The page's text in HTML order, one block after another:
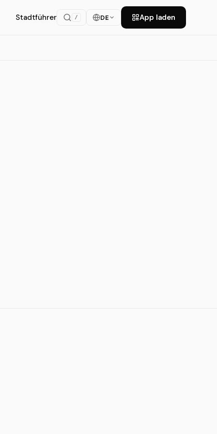
Stadtführer / DE App laden